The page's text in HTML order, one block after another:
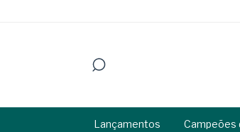
Lançamentos Campeões